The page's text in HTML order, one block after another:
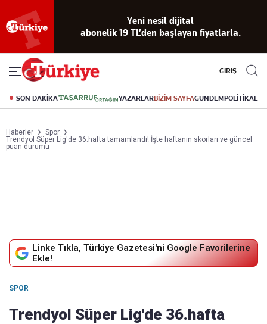
okuma
deneyimi
dijital arşiv
Akıllı haber
asistanı
Eski gazeteleri
indirme
canlı soru
cevap
GİRİŞ
SON DAKİKA YAZARLARBİZİM SAYFAGÜNDEMPOLİTİKA
Haberler
Spor
Trendyol Süper Lig'de 36.hafta tamamlandı! İşte haftanın skorları ve güncel
puan durumu
Linke Tıkla, Türkiye Gazetesi'ni Google Favorilerine
Ekle!
SPOR
Trendyol Süper Lig'de 36.hafta